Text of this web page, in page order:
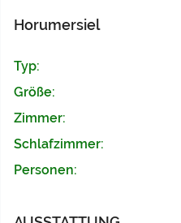
Horumersiel
Typ:
Größe:
Zimmer:
Schlafzimmer:
Personen: